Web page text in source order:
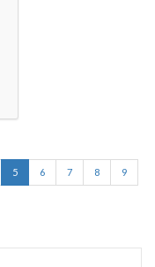
5 6 7 8 9